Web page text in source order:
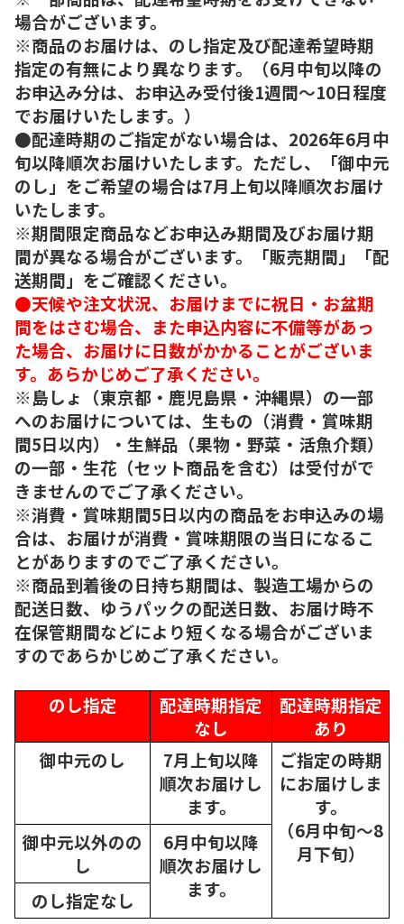
場合がございます。
※商品のお届けは、のし指定及び配達希望時期
指定の有無により異なります。（6月中旬以降の
お申込み分は、お申込み受付後1週間～10日程度
でお届けいたします。）
●配達時期のご指定がない場合は、2026年6月中
旬以降順次お届けいたします。ただし、「御中元
のし」をご希望の場合は7月上旬以降順次お届け
いたします。
※期間限定商品などお申込み期間及びお届け期
間が異なる場合がございます。「販売期間」「配
送期間」をご確認ください。
●天候や注文状況、お届けまでに祝日・お盆期
間をはさむ場合、また申込内容に不備等があっ
た場合、お届けに日数がかかることがございま
す。あらかじめご了承ください。
※島しょ（東京都・鹿児島県・沖縄県）の一部
へのお届けについては、生もの（消費・賞味期
間5日以内）・生鮮品（果物・野菜・活魚介類）
の一部・生花（セット商品を含む）は受付がで
きませんのでご了承ください。
※消費・賞味期間5日以内の商品をお申込みの場
合は、お届けが消費・賞味期限の当日になるこ
とがありますのでご了承ください。
※商品到着後の日持ち期間は、製造工場からの
配送日数、ゆうパックの配送日数、お届け時不
在保管期間などにより短くなる場合がございま
すのであらかじめご了承ください。
のし指定
配達時期指定
なし
配達時期指定
あり
御中元のし
7月上旬以降
順次お届けし
ます。
ご指定の時期
にお届けしま
す。
（6月中旬～8
月下旬）
御中元以外のの
し
6月中旬以降
順次お届けし
ます。
のし指定なし